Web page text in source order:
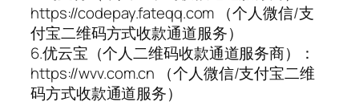
https://codepay.fateqq.com （个人微信/支
付宝二维码方式收款通道服务）
6.优云宝（个人二维码收款通道服务商）：
https://wvv.com.cn （个人微信/支付宝二维
码方式收款通道服务）